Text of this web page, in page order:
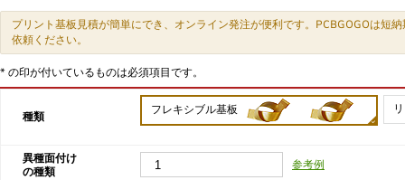
プリント基板見積が簡単にでき、オンライン発注が便利です。PCBGOGOは短
依頼ください。
* の印が付いているものは必須項目です。
種類
フレキシブル基板
異種面付け
の種類
参考例